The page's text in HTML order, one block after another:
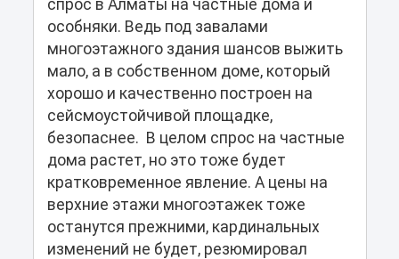
спрос в Алматы на частные дома и
особняки. Ведь под завалами
многоэтажного здания шансов выжить
мало, а в собственном доме, который
хорошо и качественно построен на
сейсмоустойчивой площадке,
безопаснее. В целом спрос на частные
дома растет, но это тоже будет
кратковременное явление. А цены на
верхние этажи многоэтажек тоже
останутся прежними, кардинальных
изменений не будет, резюмировал